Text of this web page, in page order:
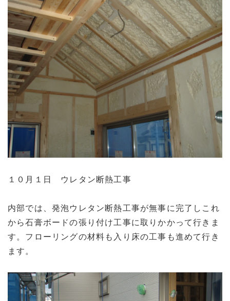
１０月１日 ウレタン断熱工事
内部では、発泡ウレタン断熱工事が無事に完了しこれ
から石膏ボードの張り付け工事に取りかかって行きま
す。フローリングの材料も入り床の工事も進めて行き
ます。